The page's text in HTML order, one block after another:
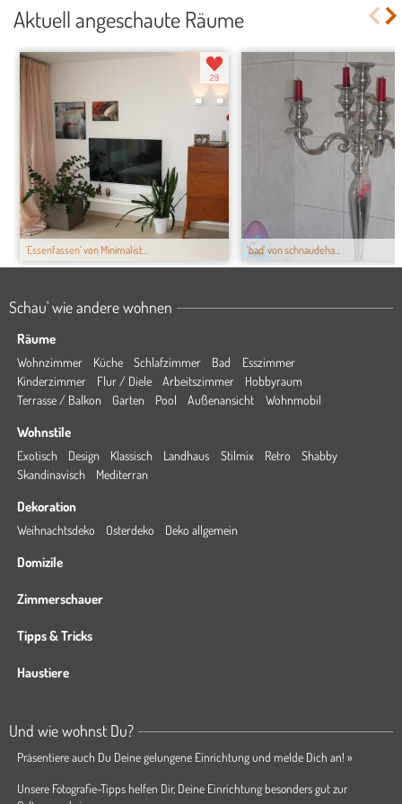
Aktuell angeschaute Räume
'Essenfassen' von Minimalist...
29
'bad' von schnaudeha...
Schau' wie andere wohnen
Räume
Wohnzimmer Küche Schlafzimmer Bad
Esszimmer
Kinderzimmer
Flur / Diele Arbeitszimmer
Hobbyraum
Terrasse / Balkon
Garten Pool Außenansicht Wohnmobil
Wohnstile
Exotisch Design Klassisch Landhaus Stilmix Retro
Shabby
Skandinavisch
Mediterran
Dekoration
Weihnachtsdeko Osterdeko Deko allgemein
Domizile
Zimmerschauer
Tipps & Tricks
Haustiere
Und wie wohnst Du?
Präsentiere auch Du Deine gelungene Einrichtung und melde Dich an! »
Unsere Fotografie-Tipps helfen Dir, Deine Einrichtung besonders gut zur